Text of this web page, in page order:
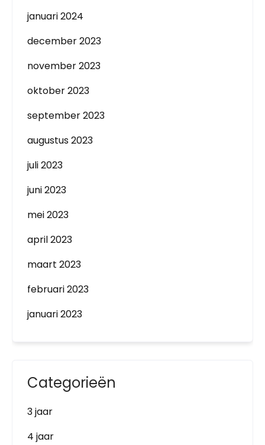
januari 2024
december 2023
november 2023
oktober 2023
september 2023
augustus 2023
juli 2023
juni 2023
mei 2023
april 2023
maart 2023
februari 2023
januari 2023
Categorieën
3 jaar
4 jaar